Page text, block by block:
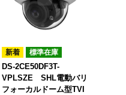
標準在庫
DS-2CE50DF3T-
VPLSZE SHL電動バリ
フォーカルドーム型TVI